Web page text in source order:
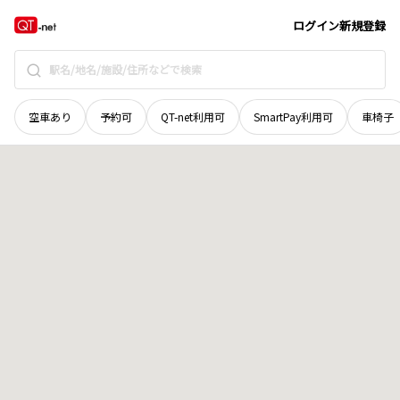
ログイン新規登録
空車あり 予約可 QT-net利用可 SmartPay利用可 車椅子
青森県